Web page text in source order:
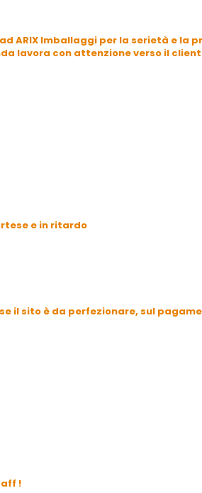
ARIX Imballaggi per la serietà e
lavora con attenzione verso il
e in ritardo
il sito è da perfezionare, sul
!